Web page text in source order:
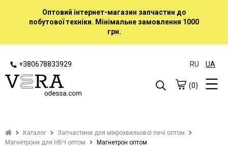
Оптовий інтернет-магазин запчастин до
побутової техніки. Мінімальне замовлення 1000
грн.
+380678833929 RU UA
(0)
Каталог
Запчастини для мікрохвильової печі оптом
Магнетрони для НВЧ оптом
Магнетрон оптом